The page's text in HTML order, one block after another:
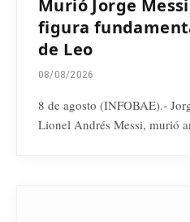
Murió Jorge
figura
de Leo
08/08/2026
8 de agosto (INFOBAE).-
Lionel Andrés Messi, murió